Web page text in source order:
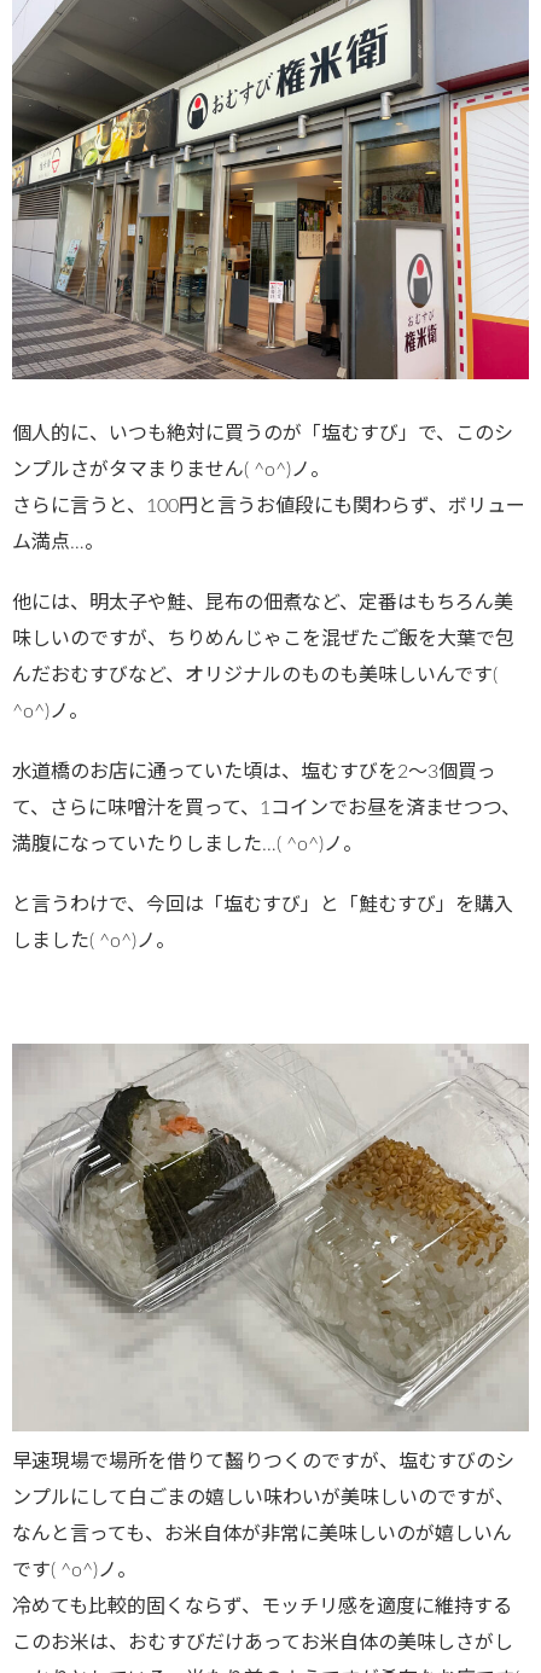
個人的に、いつも絶対に買うのが「塩むすび」で、このシ
ンプルさがタマまりません( ^o^)ノ。
さらに言うと、100円と言うお値段にも関わらず、ボリュー
ム満点…。
他には、明太子や鮭、昆布の佃煮など、定番はもちろん美
味しいのですが、ちりめんじゃこを混ぜたご飯を大葉で包
んだおむすびなど、オリジナルのものも美味しいんです(
^o^)ノ。
水道橋のお店に通っていた頃は、塩むすびを2～3個買っ
て、さらに味噌汁を買って、1コインでお昼を済ませつつ、
満腹になっていたりしました…( ^o^)ノ。
と言うわけで、今回は「塩むすび」と「鮭むすび」を購入
しました( ^o^)ノ。
早速現場で場所を借りて齧りつくのですが、塩むすびのシ
ンプルにして白ごまの嬉しい味わいが美味しいのですが、
なんと言っても、お米自体が非常に美味しいのが嬉しいん
です( ^o^)ノ。
冷めても比較的固くならず、モッチリ感を適度に維持する
このお米は、おむすびだけあってお米自体の美味しさがし